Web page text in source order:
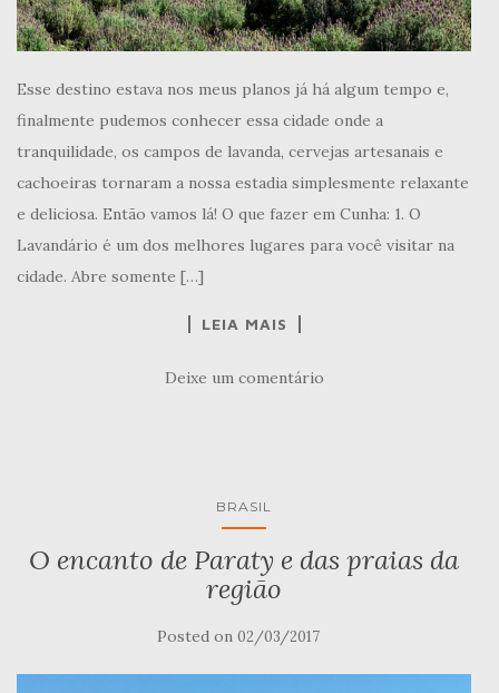
Esse destino estava nos meus planos já há algum tempo e,
finalmente pudemos conhecer essa cidade onde a
tranquilidade, os campos de lavanda, cervejas artesanais e
cachoeiras tornaram a nossa estadia simplesmente relaxante
e deliciosa. Então vamos lá! O que fazer em Cunha: 1. O
Lavandário é um dos melhores lugares para você visitar na
cidade. Abre somente […]
LEIA MAIS
Deixe um comentário
BRASIL
O encanto de Paraty e das praias da
região
Posted on 02/03/2017